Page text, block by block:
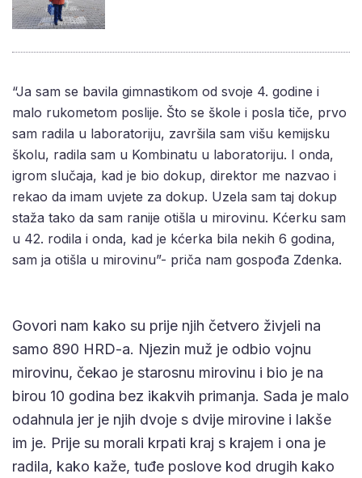
“Ja sam se bavila gimnastikom od svoje 4. godine i
malo rukometom poslije. Što se škole i posla tiče, prvo
sam radila u laboratoriju, završila sam višu kemijsku
školu, radila sam u Kombinatu u laboratoriju. I onda,
igrom slučaja, kad je bio dokup, direktor me nazvao i
rekao da imam uvjete za dokup. Uzela sam taj dokup
staža tako da sam ranije otišla u mirovinu. Kćerku sam
u 42. rodila i onda, kad je kćerka bila nekih 6 godina,
sam ja otišla u mirovinu”- priča nam gospođa Zdenka.
Govori nam kako su prije njih četvero živjeli na
samo 890 HRD-a. Njezin muž je odbio vojnu
mirovinu, čekao je starosnu mirovinu i bio je na
birou 10 godina bez ikakvih primanja. Sada je malo
odahnula jer je njih dvoje s dvije mirovine i lakše
im je. Prije su morali krpati kraj s krajem i ona je
radila, kako kaže, tuđe poslove kod drugih kako